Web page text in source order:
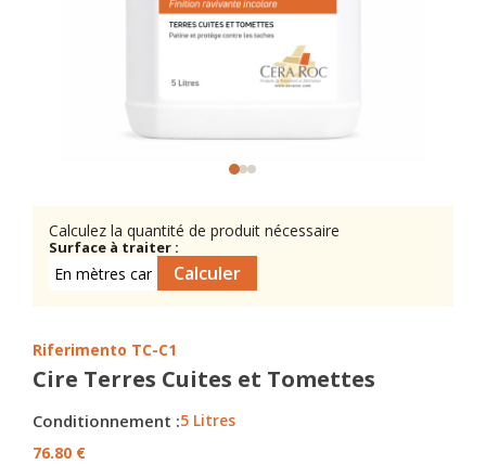
Calculez la quantité de produit nécessaire
Surface à traiter :
Cire Terres Cuites et Tomettes
Riferimento TC-C1
Conditionnement :5 Litres
76.80 €